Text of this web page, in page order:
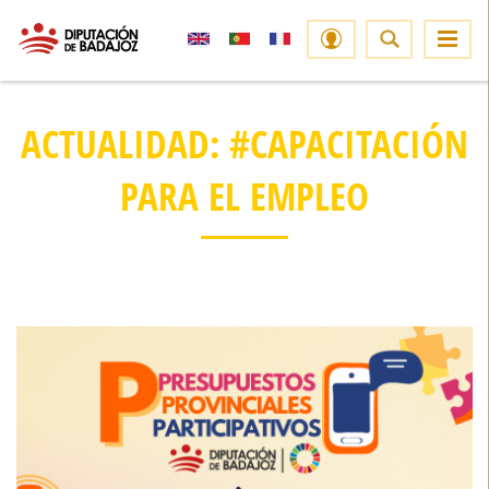
ACTUALIDAD: #CAPACITACIÓN
PARA EL EMPLEO